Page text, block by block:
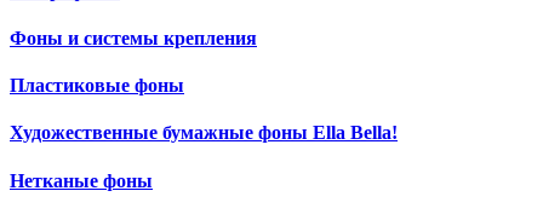
Фоны и системы крепления
Пластиковые фоны
Художественные бумажные фоны Ella Bella!
Нетканые фоны